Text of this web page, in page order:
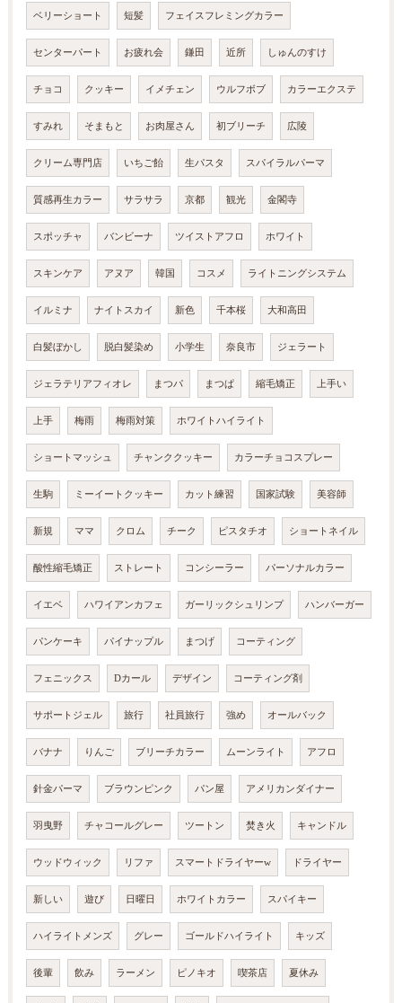
ベリーショート 短髪 フェイスフレミングカラー
センターパート お疲れ会 鎌田 近所 しゅんのすけ
チョコ クッキー イメチェン ウルフボブ カラーエクステ
すみれ そまもと お肉屋さん 初ブリーチ 広陵
クリーム専門店 いちご飴 生パスタ スパイラルパーマ
質感再生カラー サラサラ 京都 観光 金閣寺
スポッチャ バンビーナ ツイストアフロ ホワイト
スキンケア アヌア 韓国 コスメ ライトニングシステム
イルミナ ナイトスカイ 新色 千本桜 大和高田
白髪ぼかし 脱白髪染め 小学生 奈良市 ジェラート
ジェラテリアフィオレ まつパ まつぱ 縮毛矯正 上手い
上手 梅雨 梅雨対策 ホワイトハイライト
ショートマッシュ チャンククッキー カラーチョコスプレー
生駒 ミーイートクッキー カット練習 国家試験 美容師
新規 ママ クロム チーク ピスタチオ ショートネイル
酸性縮毛矯正 ストレート コンシーラー パーソナルカラー
イエベ ハワイアンカフェ ガーリックシュリンプ ハンバーガー
パンケーキ パイナップル まつげ コーティング
フェニックス Dカール デザイン コーティング剤
サポートジェル 旅行 社員旅行 強め オールバック
バナナ りんご ブリーチカラー ムーンライト アフロ
針金パーマ ブラウンピンク パン屋 アメリカンダイナー
羽曳野 チャコールグレー ツートン 焚き火 キャンドル
ウッドウィック リファ スマートドライヤーw ドライヤー
新しい 遊び 日曜日 ホワイトカラー スパイキー
ハイライトメンズ グレー ゴールドハイライト キッズ
後輩 飲み ラーメン ピノキオ 喫茶店 夏休み